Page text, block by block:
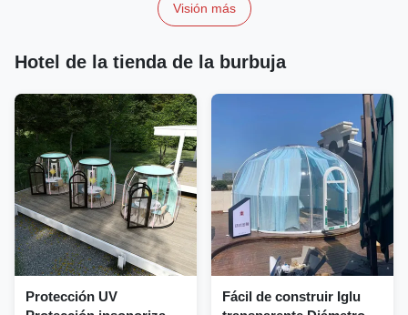
Visión más
Hotel de la tienda de la burbuja
Protección UV
Fácil de construir Iglu